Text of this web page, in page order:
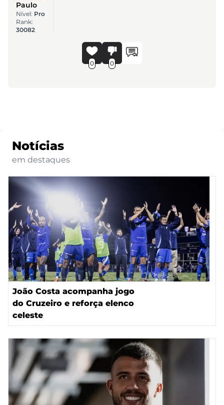
Paulo
Nível: Pro
Rank:
30082
0 0
Notícias
em destaques
João Costa acompanha jogo
do Cruzeiro e reforça elenco
celeste